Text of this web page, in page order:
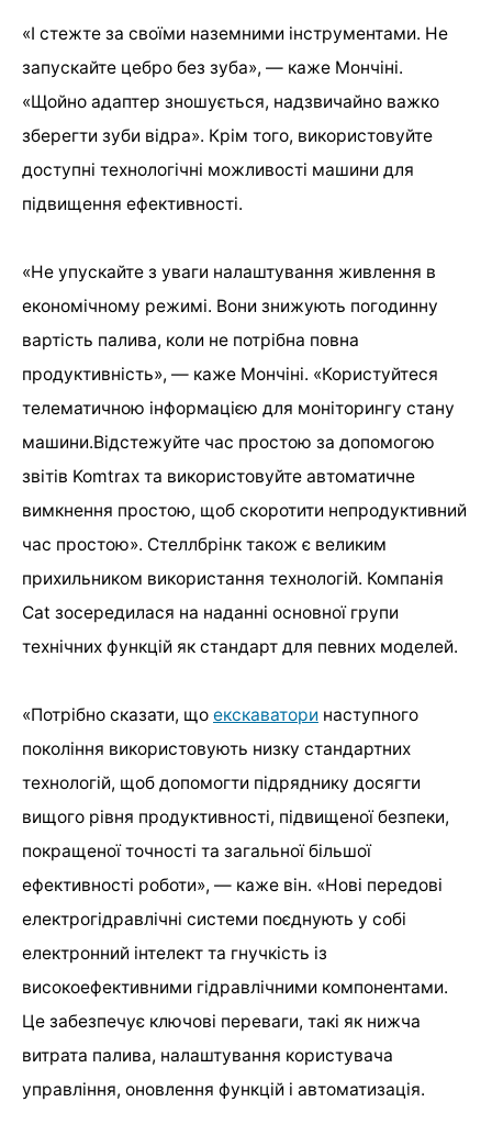
«І стежте за своїми наземними інструментами. Не
запускайте цебро без зуба», — каже Мончіні.
«Щойно адаптер зношується, надзвичайно важко
зберегти зуби відра». Крім того, використовуйте
доступні технологічні можливості машини для
підвищення ефективності.
«Не упускайте з уваги налаштування живлення в
економічному режимі. Вони знижують погодинну
вартість палива, коли не потрібна повна
продуктивність», — каже Мончіні. «Користуйтеся
телематичною інформацією для моніторингу стану
машини.Відстежуйте час простою за допомогою
звітів Komtrax та використовуйте автоматичне
вимкнення простою, щоб скоротити непродуктивний
час простою». Стеллбрінк також є великим
прихильником використання технологій. Компанія
Cat зосередилася на наданні основної групи
технічних функцій як стандарт для певних моделей.
«Потрібно сказати, що екскаватори наступного
покоління використовують низку стандартних
технологій, щоб допомогти підряднику досягти
вищого рівня продуктивності, підвищеної безпеки,
покращеної точності та загальної більшої
ефективності роботи», — каже він. «Нові передові
електрогідравлічні системи поєднують у собі
електронний інтелект та гнучкість із
високоефективними гідравлічними компонентами.
Це забезпечує ключові переваги, такі як нижча
витрата палива, налаштування користувача
управління, оновлення функцій і автоматизація.